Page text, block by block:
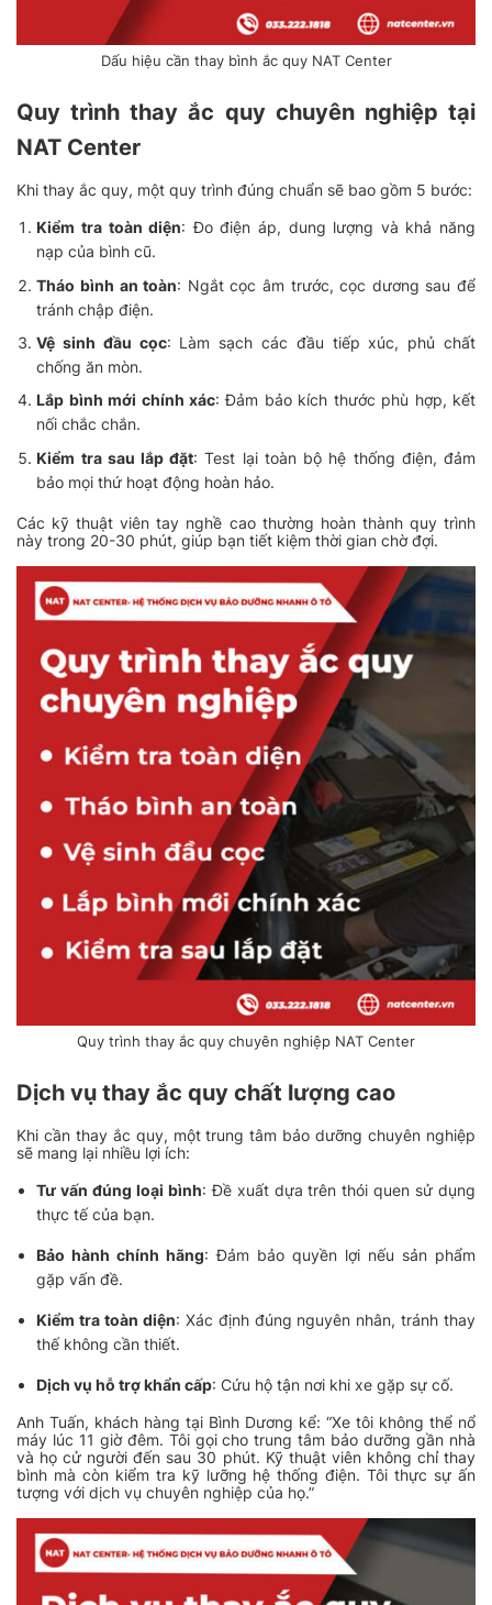
Dấu hiệu cần thay bình ắc quy NAT Center
Quy trình thay ắc quy chuyên nghiệp tại
NAT Center
Khi thay ắc quy, một quy trình đúng chuẩn sẽ bao gồm 5 bước:
Kiểm tra toàn diện: Đo điện áp, dung lượng và khả năng
nạp của bình cũ.
Tháo bình an toàn: Ngắt cọc âm trước, cọc dương sau để
tránh chập điện.
Vệ sinh đầu cọc: Làm sạch các đầu tiếp xúc, phủ chất
chống ăn mòn.
Lắp bình mới chính xác: Đảm bảo kích thước phù hợp, kết
nối chắc chắn.
Kiểm tra sau lắp đặt: Test lại toàn bộ hệ thống điện, đảm
bảo mọi thứ hoạt động hoàn hảo.
Các kỹ thuật viên tay nghề cao thường hoàn thành quy trình
này trong 20-30 phút, giúp bạn tiết kiệm thời gian chờ đợi.
Quy trình thay ắc quy chuyên nghiệp NAT Center
Dịch vụ thay ắc quy chất lượng cao
Khi cần thay ắc quy, một trung tâm bảo dưỡng chuyên nghiệp
sẽ mang lại nhiều lợi ích:
Tư vấn đúng loại bình: Đề xuất dựa trên thói quen sử dụng
thực tế của bạn.
Bảo hành chính hãng: Đảm bảo quyền lợi nếu sản phẩm
gặp vấn đề.
Kiểm tra toàn diện: Xác định đúng nguyên nhân, tránh thay
thế không cần thiết.
Dịch vụ hỗ trợ khẩn cấp: Cứu hộ tận nơi khi xe gặp sự cố.
Anh Tuấn, khách hàng tại Bình Dương kể: “Xe tôi không thể nổ
máy lúc 11 giờ đêm. Tôi gọi cho trung tâm bảo dưỡng gần nhà
và họ cử người đến sau 30 phút. Kỹ thuật viên không chỉ thay
bình mà còn kiểm tra kỹ lưỡng hệ thống điện. Tôi thực sự ấn
tượng với dịch vụ chuyên nghiệp của họ.”